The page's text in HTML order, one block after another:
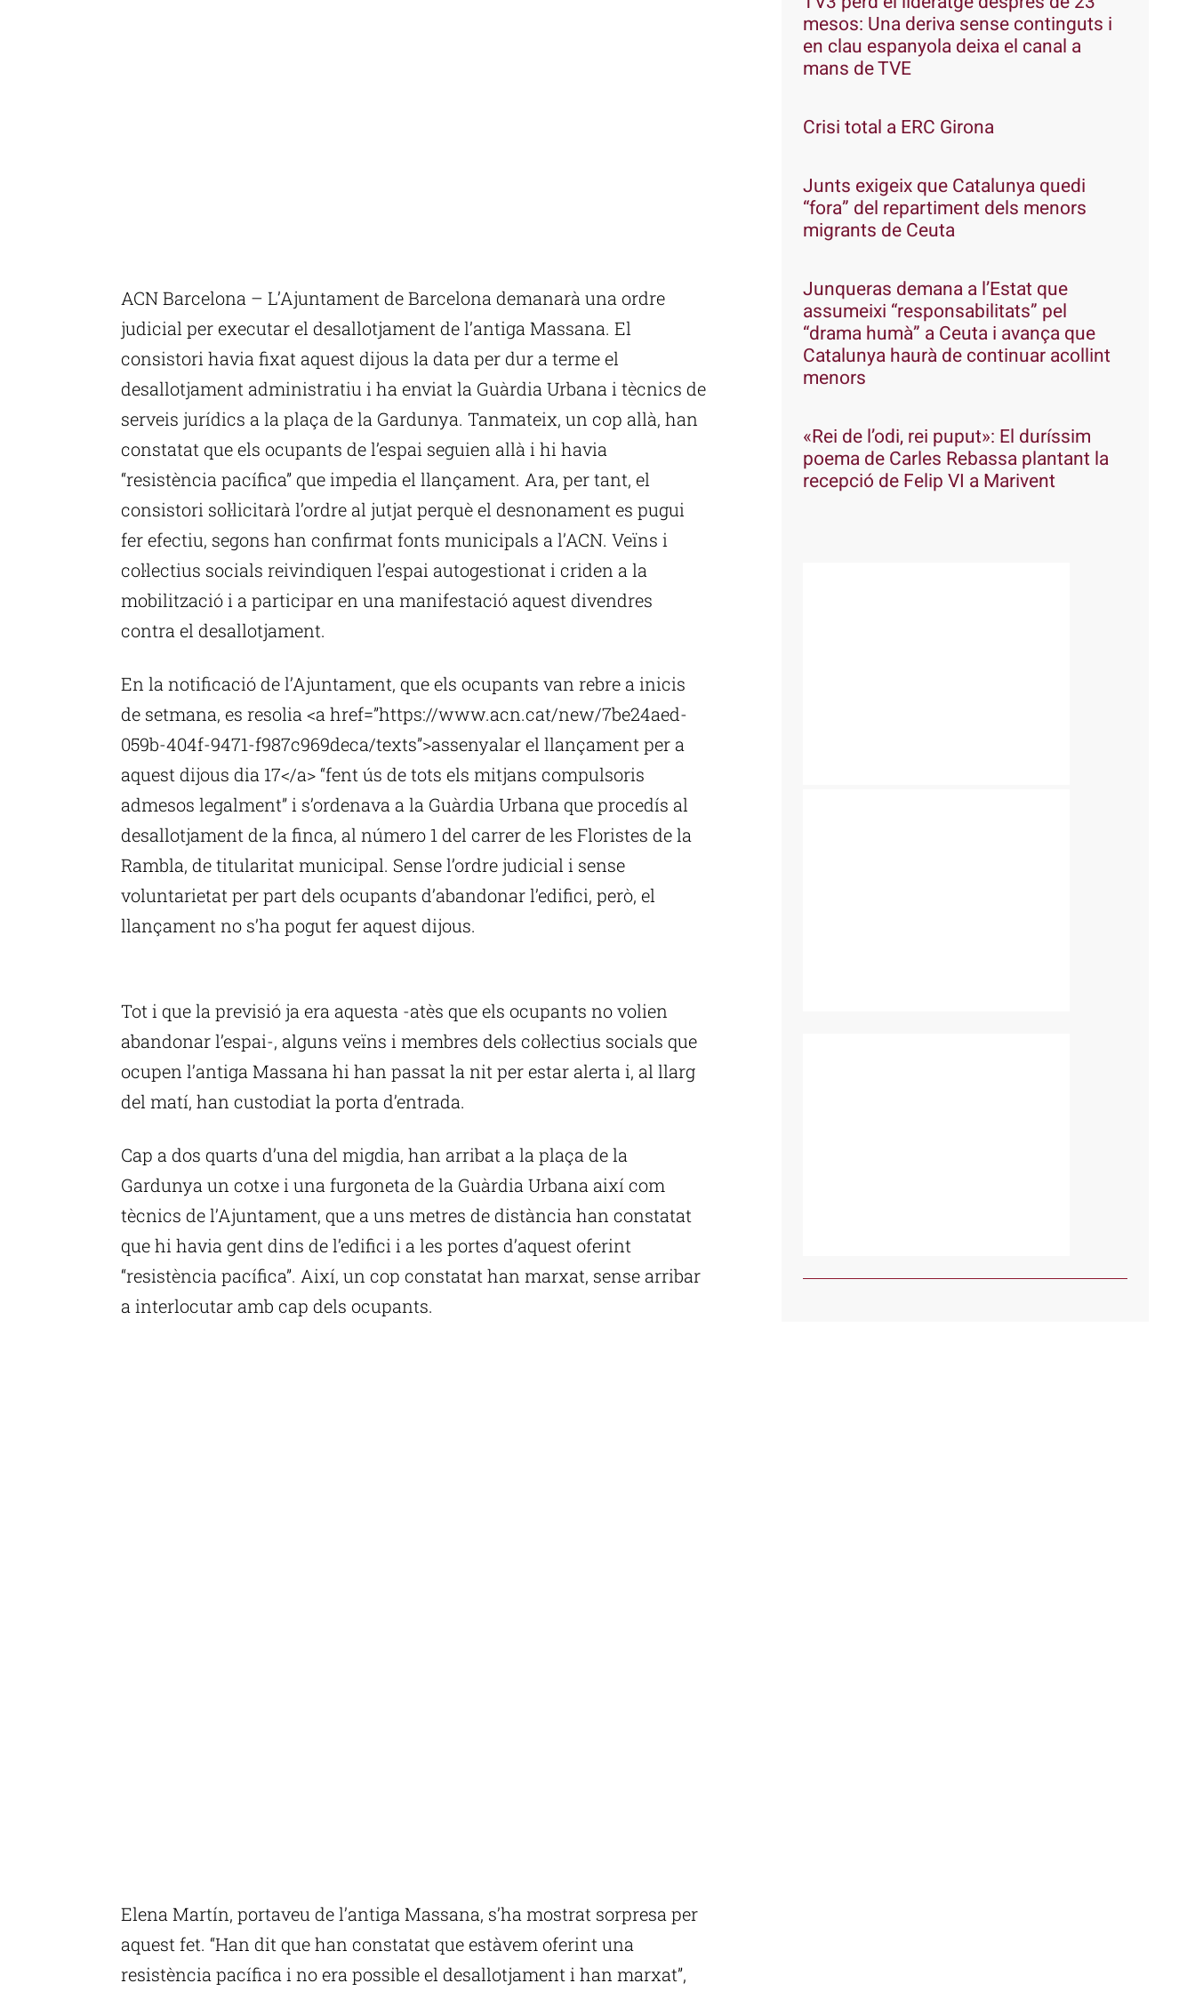
ACN Barcelona – L’Ajuntament de Barcelona demanarà una ordre
judicial per executar el desallotjament de l’antiga Massana. El
consistori havia fixat aquest dijous la data per dur a terme el
desallotjament administratiu i ha enviat la Guàrdia Urbana i tècnics de
serveis jurídics a la plaça de la Gardunya. Tanmateix, un cop allà, han
constatat que els ocupants de l’espai seguien allà i hi havia
“resistència pacífica” que impedia el llançament. Ara, per tant, el
consistori sol·licitarà l’ordre al jutjat perquè el desnonament es pugui
fer efectiu, segons han confirmat fonts municipals a l’ACN. Veïns i
col·lectius socials reivindiquen l’espai autogestionat i criden a la
mobilització i a participar en una manifestació aquest divendres
contra el desallotjament.
En la notificació de l’Ajuntament, que els ocupants van rebre a inicis
de setmana, es resolia <a href=”https://www.acn.cat/new/7be24aed-
059b-404f-9471-f987c969deca/texts”>assenyalar el llançament per a
aquest dijous dia 17</a> “fent ús de tots els mitjans compulsoris
admesos legalment” i s’ordenava a la Guàrdia Urbana que procedís al
desallotjament de la finca, al número 1 del carrer de les Floristes de la
Rambla, de titularitat municipal. Sense l’ordre judicial i sense
voluntarietat per part dels ocupants d’abandonar l’edifici, però, el
llançament no s’ha pogut fer aquest dijous.
Tot i que la previsió ja era aquesta -atès que els ocupants no volien
abandonar l’espai-, alguns veïns i membres dels col·lectius socials que
ocupen l’antiga Massana hi han passat la nit per estar alerta i, al llarg
del matí, han custodiat la porta d’entrada.
Cap a dos quarts d’una del migdia, han arribat a la plaça de la
Gardunya un cotxe i una furgoneta de la Guàrdia Urbana així com
tècnics de l’Ajuntament, que a uns metres de distància han constatat
que hi havia gent dins de l’edifici i a les portes d’aquest oferint
“resistència pacífica”. Així, un cop constatat han marxat, sense arribar
a interlocutar amb cap dels ocupants.
Elena Martín, portaveu de l’antiga Massana, s’ha mostrat sorpresa per
aquest fet. “Han dit que han constatat que estàvem oferint una
resistència pacífica i no era possible el desallotjament i han marxat”,
mesos: Una deriva sense continguts i
en clau espanyola deixa el canal a
mans de TVE
Crisi total a ERC Girona
Junts exigeix que Catalunya quedi
“fora” del repartiment dels menors
migrants de Ceuta
Junqueras demana a l’Estat que
assumeixi “responsabilitats” pel
“drama humà” a Ceuta i avança que
Catalunya haurà de continuar acollint
menors
«Rei de l’odi, rei puput»: El duríssim
poema de Carles Rebassa plantant la
recepció de Felip VI a Marivent